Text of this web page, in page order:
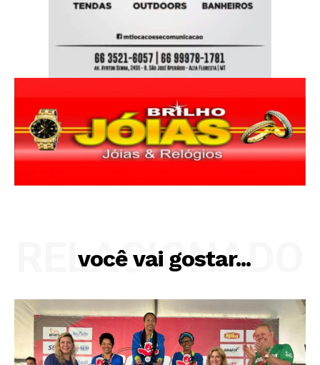
você vai gostar...
RELACIONADO